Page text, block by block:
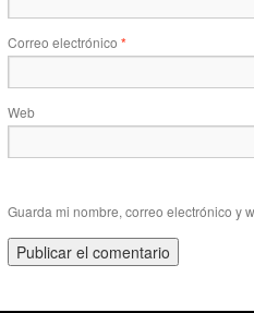
Correo electrónico *
Web
Guarda mi nombre, correo electrónico y